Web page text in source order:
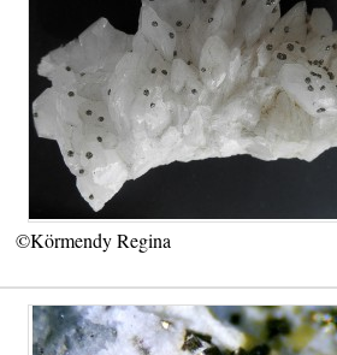
©Körmendy Regina